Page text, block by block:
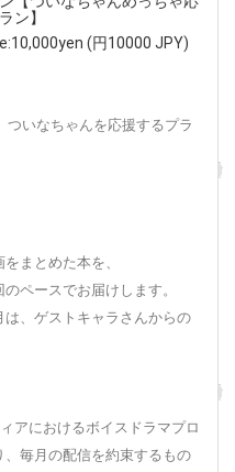
ン】
(円10000 JPY)
ついなちゃんを応援するプラ
まとめた本を、
ペースでお届けします。
は、ゲストキャラさんからの
アにおけるボイスドラマプロ
毎月の配信を約束するもの